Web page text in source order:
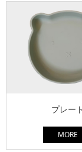
プレート
MORE